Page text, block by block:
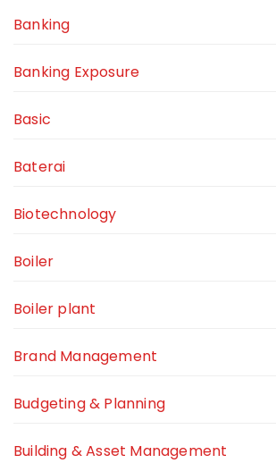
Banking
Banking Exposure
Basic
Baterai
Biotechnology
Boiler
Boiler plant
Brand Management
Budgeting & Planning
Building & Asset Management